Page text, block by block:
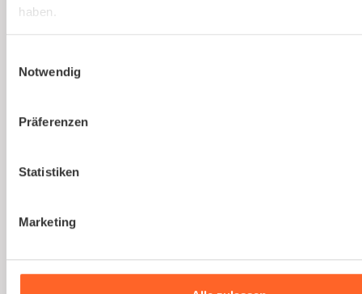
haben.
Notwendig
Präferenzen
Statistiken
Marketing
Mehr erfahren
Du bist noch unsicher, ob
für euer Unternehmen